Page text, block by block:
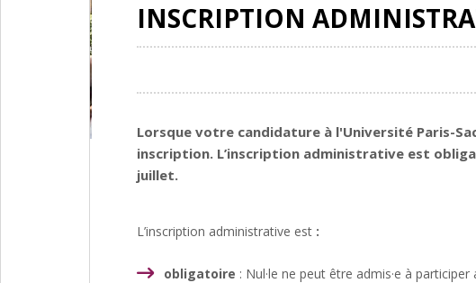
INSCRIPTION
Lorsque votre candidature à l'Université Paris-
inscription. L’inscription administrative est
juillet.
L’inscription administrative est :
obligatoire : Nul·le ne peut être admis·e à